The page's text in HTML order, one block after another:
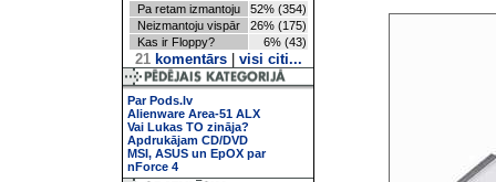
Pa retam izmantoju
52% (354)
Neizmantoju vispār
26% (175)
Kas ir Floppy?
6% (43)
21komentārs| visi citi...
Par Pods.lv
Alienware Area-51 ALX
Vai Lukas TO zināja?
Apdrukājam CD/DVD
MSI, ASUS un EpOX par
nForce 4